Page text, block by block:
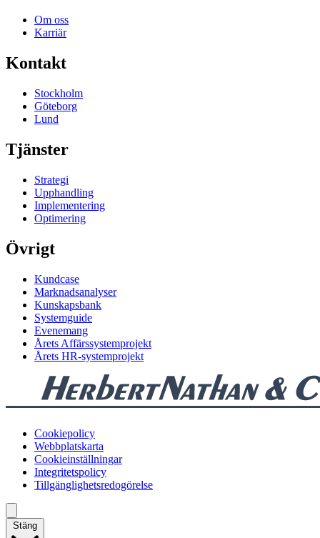
Om oss
Karriär
Kontakt
Stockholm
Göteborg
Lund
Tjänster
Strategi
Upphandling
Implementering
Optimering
Övrigt
Kundcase
Marknadsanalyser
Kunskapsbank
Systemguide
Evenemang
Årets Affärssystemprojekt
Årets HR-systemprojekt
Cookiepolicy
Webbplatskarta
Cookieinställningar
Integritetspolicy
Tillgänglighetsredogörelse
Stäng